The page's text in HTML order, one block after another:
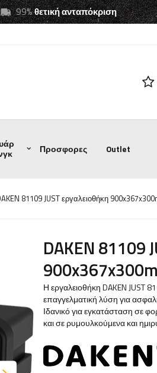
99%θετική ανταπόκριση
Προσφορες Outlet
81109 JUST εργαλειοθήκη
DAKEN 81109
Η εργαλειοθήκη DAKEN JUST
επαγγελματική λύση για
Ιδανικό για εγκατάσταση σε
και σε ρυμουλκούμενα και